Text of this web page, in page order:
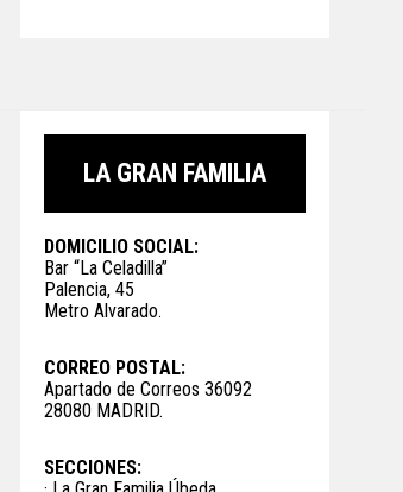
LA GRAN FAMILIA
DOMICILIO SOCIAL:
Bar “La Celadilla”
Palencia, 45
Metro Alvarado.
CORREO POSTAL:
Apartado de Correos 36092
28080 MADRID.
SECCIONES: